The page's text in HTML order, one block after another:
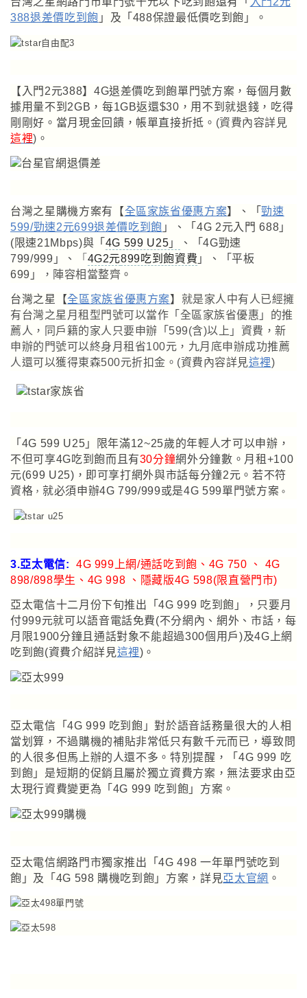
388退差價吃到飽 」及 「488保證最低價吃到飽」 。
【入門2元388】4G退差價吃到飽單門號方案，每個月數
據用量不到2GB，每1GB返還$30，用不到就退錢，吃得
剛剛好。當月現金回饋 ， 帳單直接折抵。 (資費內容詳見
這裡) 。
台灣之星購機方案有 【全區家族省優惠方案】 、 「 勁速
599/勁速2元699退差價吃到飽 」
、「4G 2元入門 688」
(限速21Mbps)與 「 4G 599 U25 」 、 「4G勁速
799/999 」 、 「 4G2元899吃到飽資費 」、
「平板
699」
， 陣容相當整齊 。
台灣之星 【全區家族省優惠方案】 就是家人中有人已經擁
有台灣之星月租型門號可以當作「全區家族省優惠」的推
薦人，同戶籍的家人只要申辦「599(含)以上」資費，新
申辦的門號可以終身月租省100元，九月底申辦成功推薦
人還可以獲得東森500元折扣金。(資費內容詳見這裡)
「 4G 599 U25 」 限年滿12~25歲的年輕人才可以申辦，
不但可享4G吃到飽而且有30分鐘網外分鐘數。月租+100
元(699 U25)，即可享打網外與市話每分鐘2元。若不符
資格 ， 就必須申辦4G 799/999或是4G 599單門號方案 。
3.亞太電信: 4G 999上網/通話吃到飽 、 4G 750
、 4G
898/898學生 、 4G 998 、隱藏版4G 598(限直營門市)
亞太電信十二月份下旬推出 「4G 999 吃到飽 」
，只要月
付999元就可以語音電話免費(不分網內、網外、市話，每
月限1900分鐘且通話對象不能超過300個用戶)及4G上網
吃到飽(資費介紹詳見這裡)。
亞太電信「4G 999 吃到飽 」對於語音話務量很大的人相
當划算 ，不過購機的補貼非常低只有數千元而已，導致問
的人很多但馬上辦的人還不多。特別提醒，「4G 999 吃
到飽」是短期的促銷且屬於獨立資費方案，無法要求由亞
太現行資費變更為「4G 999 吃到飽」方案。
亞太電信網路門市獨家推出「4G 498 一年單門號吃到
飽 」及「4G 598 購機吃到飽」方案 ，詳見亞太官網 。